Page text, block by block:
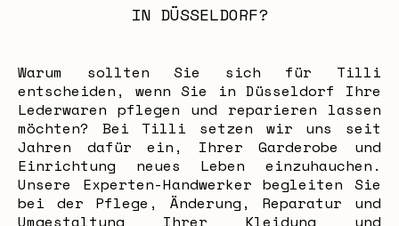
IN DÜSSELDORF?
Warum sollten Sie sich für Tilli
entscheiden, wenn Sie in Düsseldorf Ihre
Lederwaren pflegen und reparieren lassen
möchten? Bei Tilli setzen wir uns seit
Jahren dafür ein, Ihrer Garderobe und
Einrichtung neues Leben einzuhauchen.
Unsere Experten-Handwerker begleiten Sie
bei der Pflege, Änderung, Reparatur und
Umgestaltung Ihrer Kleidung und